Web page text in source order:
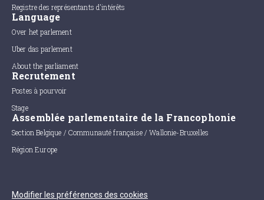
Registre des représentants d'intérêts
Language
Over het parlement
Uber das parlement
About the parliament
Recrutement
Postes à pourvoir
Stage
Assemblée parlementaire de la Francophonie
Section Belgique / Communauté française / Wallonie-Bruxelles
Région Europe
Modifier les préférences des cookies